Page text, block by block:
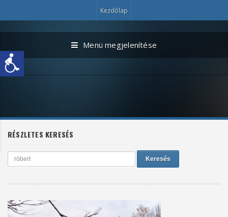
Kezdőlap
Menü megjelenítése
RÉSZLETES KERESÉS
Keresés